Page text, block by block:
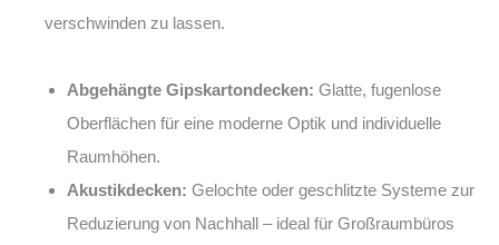
verschwinden zu lassen.
Abgehängte Gipskartondecken: Glatte, fugenlose
Oberflächen für eine moderne Optik und individuelle
Raumhöhen.
Akustikdecken: Gelochte oder geschlitzte Systeme zur
Reduzierung von Nachhall – ideal für Großraumbüros